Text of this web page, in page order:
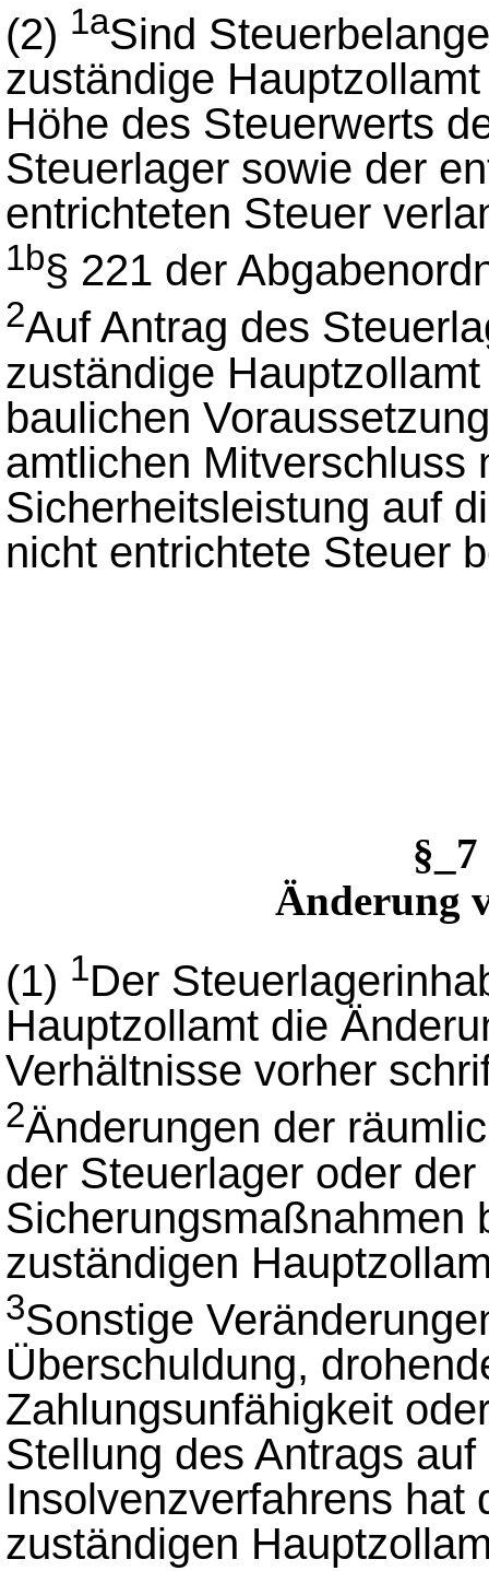
(2) 1aSind
zuständige
Höhe des Steuerwerts
Steuerlager sowie der
entrichteten Steuer
1b§ 221 der
2Auf Antrag des
zuständige
baulichen
amtlichen Mitverschluss
Sicherheitsleistung auf
nicht entrichtete Steuer
Änderung
(1) 1Der
Hauptzollamt die
Verhältnisse vorher
2Änderungen der
der Steuerlager oder
Sicherungsmaßnahmen
zuständigen
3Sonstige
Überschuldung,
Zahlungsunfähigkeit
Stellung des Antrags
Insolvenzverfahrens hat
zuständigen